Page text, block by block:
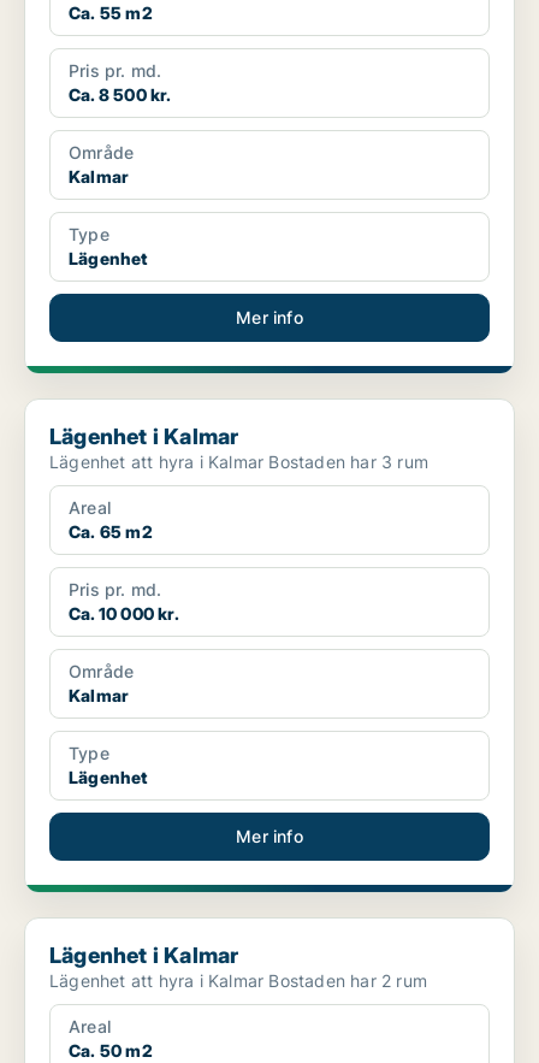
Ca. 55 m2
Pris pr. md.
Ca. 8 500 kr.
Område
Kalmar
Type
Lägenhet
Mer info
Lägenhet i Kalmar
Lägenhet i Kalmar
Lägenhet att hyra i Kalmar Bostaden har 3 rum
Areal
Ca. 65 m2
Pris pr. md.
Ca. 10 000 kr.
Område
Kalmar
Type
Lägenhet
Mer info
Lägenhet i Kalmar
Lägenhet i Kalmar
Lägenhet att hyra i Kalmar Bostaden har 2 rum
Areal
Ca. 50 m2